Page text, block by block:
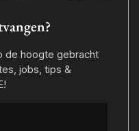
de hoogte gebracht
jobs, tips &